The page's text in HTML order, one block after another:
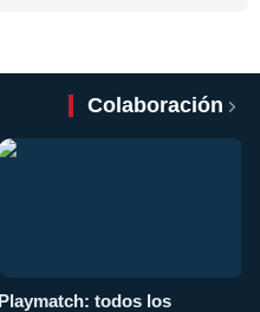
Colaboración
Playmatch: todos los